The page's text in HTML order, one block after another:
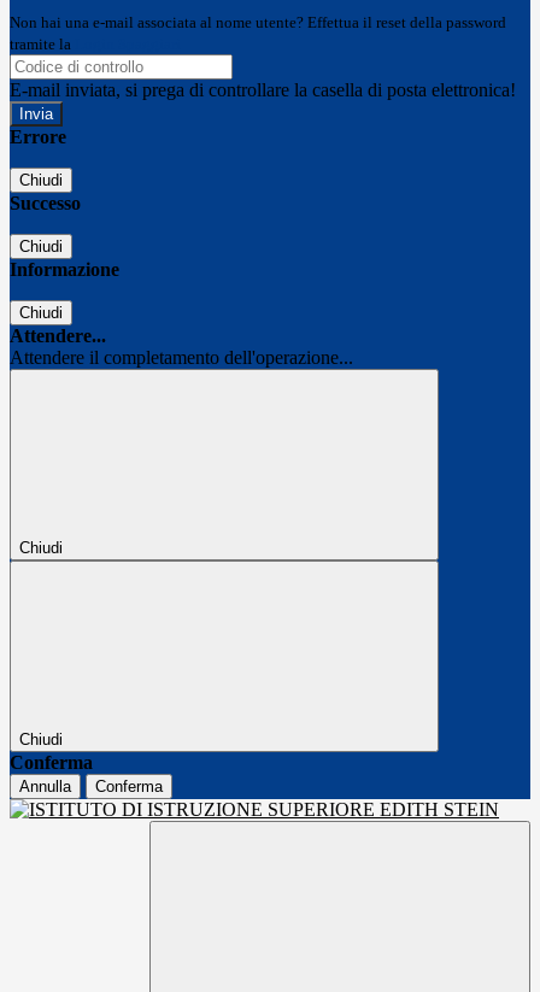
Non hai una e-mail associata al nome utente? Effettua il reset della password
tramite la
E-mail inviata, si prega di controllare la casella di posta elettronica!
Errore
Chiudi
Successo
Chiudi
Informazione
Chiudi
Attendere...
Attendere il completamento dell'operazione...
Chiudi
Chiudi
Conferma
Annulla Conferma